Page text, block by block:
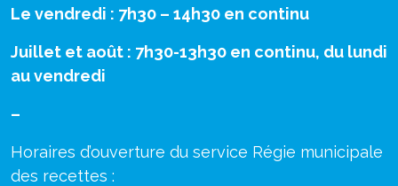
Le vendredi : 7h30 – 14h30 en continu
Juillet et août : 7h30-13h30 en continu, du lundi
au vendredi
–
Horaires d’ouverture du service Régie municipale
des recettes :